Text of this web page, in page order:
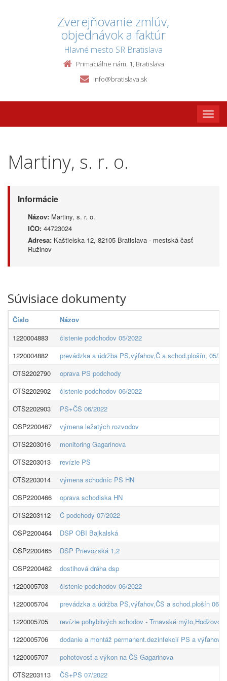
Zverejňovanie zmlúv,
objednávok a faktúr
Hlavné mesto SR Bratislava
Primaciálne nám. 1, Bratislava
info@bratislava.sk
Toggle
Martiny, s. r. o.
Informácie
Názov: Martiny, s. r. o.
IČO: 44723024
Adresa: Kaštielska 12, 82105 Bratislava - mestská časť
Ružinov
Súvisiace dokumenty
Číslo
Názov
1220004883
čistenie podchodov 05/2022
1220004882
prevádzka a údržba PS,výťahov,Č a schod.plošín, 05/
OTS2202790
oprava PS podchody
OTS2202902
čistenie podchodov 06/2022
OTS2202903
PS+ČS 06/2022
OSP2200467
výmena ležatých rozvodov
OTS2203016
monitoring Gagarinova
OTS2203013
revízie PS
OTS2203014
výmena schodníc PS HN
OSP2200466
oprava schodiska HN
OTS2203112
Č podchody 07/2022
OSP2200464
DSP OBI Bajkalská
OSP2200465
DSP Prievozská 1,2
OSP2200462
dostihová dráha dsp
1220005703
čistenie podchodov 06/2022
1220005704
prevádzka a údržba PS,výťahov,ČS a schod.plošín 06/
1220005705
revízie pohyblivých schodov - Trnavské mýto,Hodžovo
1220005706
dodanie a montáž permanent.dezinfekcií PS a výťahov
1220005707
pohotovosť a výkon na ČS Gagarinova
OTS2203113
ČS+PS 07/2022